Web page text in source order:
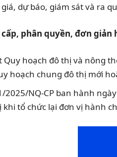
dự báo, giám sát và ra
phân quyền, đơn giản
Quy hoạch đô thị và nông
hoạch chung đô thị mới
2025/NQ-CP ban hành
tổ chức lại đơn vị hành